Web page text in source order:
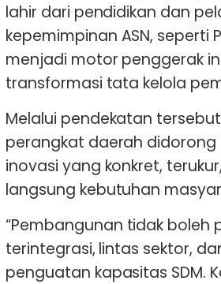
lahir dari pendidikan dan
kepemimpinan ASN, seperti
menjadi motor penggerak
transformasi tata kelola
Melalui pendekatan
perangkat daerah didorong
inovasi yang konkret,
langsung kebutuhan
“Pembangunan tidak boleh
terintegrasi, lintas sektor,
penguatan kapasitas SDM.